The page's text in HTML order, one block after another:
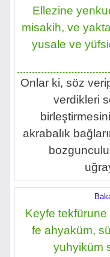
Ellezine
misakih, ve
yusale ve
Onlar ki, söz
verdikleri
akrabalık
Keyfe
fe ahyaküm,
yuhyiküm